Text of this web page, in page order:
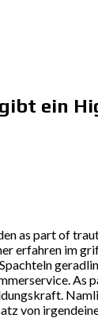
ein
as part of
erfahren im
As
von